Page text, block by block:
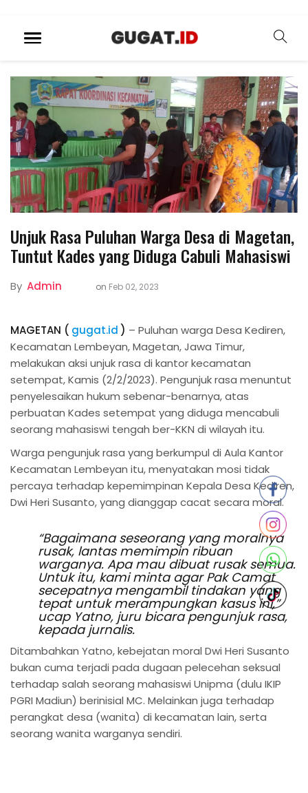
Unjuk Rasa Puluhan Warga Desa di Magetan,
Tuntut Kades yang Diduga Cabuli Mahasiswi
By Admin on Feb 02, 2023
MAGETAN ( gugat.id ) – Puluhan warga Desa Kediren,
Kecamatan Lembeyan, Magetan, Jawa Timur,
melakukan aksi unjuk rasa di kantor kecamatan
setempat, Kamis (2/2/2023). Pengunjuk rasa menuntut
penyelesaikan hukum sebenar-benarnya, atas
perbuatan Kades setempat yang diduga mencabuli
seorang mahasiswi tengah ber-KKN di wilayah itu.
Warga pengunjuk rasa yang berkumpul di Aula Kantor
Kecamatan Lembeyan itu, menyatakan mosi tidak
percaya terhadap kepemimpinan Kepala Desa Kediren,
Dwi Heri Susanto, yang dianggap cacat secara moral.
“Bagaimana seseorang yang moralnya
rusak, lantas memimpin ribuan
warganya. Apa mau dibuat rusak semua.
Untuk itu, kami minta agar Pak Camat
secepatnya mengambil tindakan yang
tepat untuk merampungkan kasus ini,”
ucap Yatno, juru bicara pengunjuk rasa,
kepada jurnalis.
Ditambahkan Yatno, kebejatan moral Dwi Heri Susanto
bukan cuma terjadi pada dugaan pelecehan seksual
terhadap salah seorang mahasiswi Unipma (dulu IKIP
PGRI Madiun) berinisial MC. Melainkan juga terhadap
perangkat desa (wanita) di kecamatan lain, serta
seorang wanita warganya sendiri.